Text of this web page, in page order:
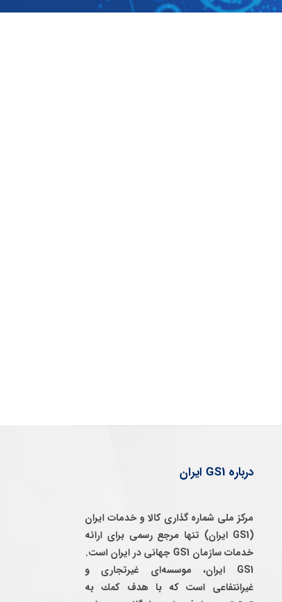
درباره GS1 ایران
مرکز ملی شماره گذاری کالا و خدمات ایران
(GS1 ایران) تنها مرجع رسمی برای ارائه
خدمات سازمان GS1 جهانی در ایران است.
GS1 ایران، موسسه‌ای غيرتجاری و
غيرانتفاعی است كه با هدف كمك به